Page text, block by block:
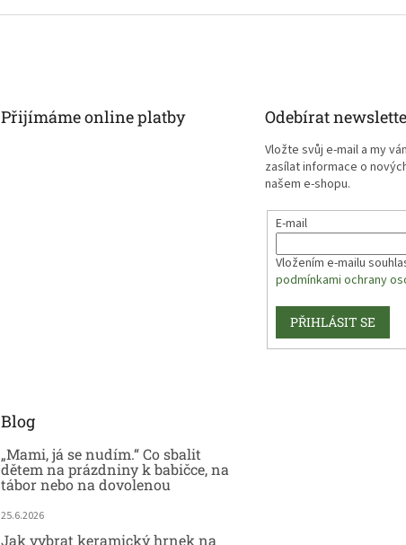
Přijímáme online platby Odebírat
Vložte svůj e-mail a my
zasílat informace o
našem e-shopu.
E-mail
Vložením e-mailu
podmínkami ochrany
PŘIHLÁSIT SE
Blog
„Mami, já se nudím.“ Co sbalit
dětem na prázdniny k babičce, na
tábor nebo na dovolenou
25.6.2026
Jak vybrat keramický hrnek na